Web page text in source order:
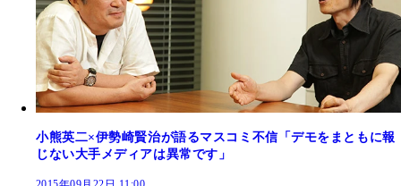
小熊英二×伊勢崎賢治が語るマスコミ不信「デモをまともに報
じない大手メディアは異常です」